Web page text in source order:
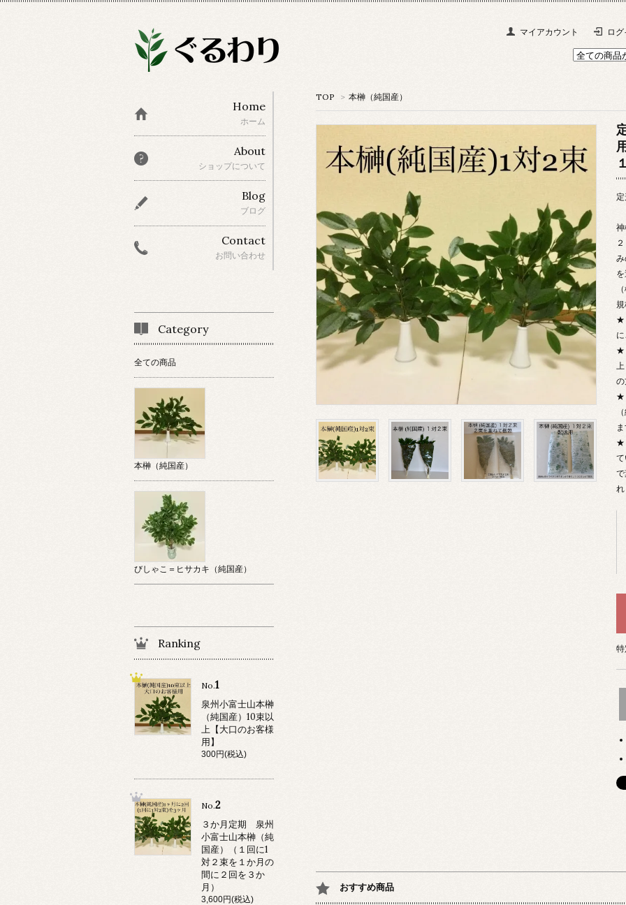
マイアカウント ロ
TOP > 本榊（純国産）
★
★
★
★
おすすめ商品
Home
ホーム
About
ショップについて
Blog
ブログ
Contact
お問い合わせ
Category
全ての商品
本榊（純国産）
びしゃこ＝ヒサカキ（純国産）
Ranking
No.1
泉州小富士山本榊
（純国産）10束以
上【大口のお客様
用】
300円(税込)
No.2
３か月定期 泉州
小富士山本榊（純
国産）（１回に1
対２束を１か月の
間に２回を３か
月）
3,600円(税込)